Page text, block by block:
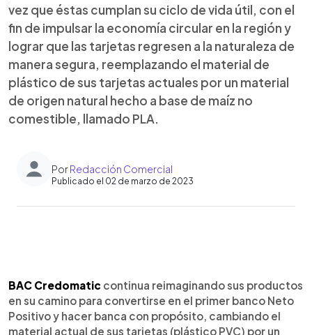
vez que éstas cumplan su ciclo de vida útil, con el
fin de impulsar la economía circular en la región y
lograr que las tarjetas regresen a la naturaleza de
manera segura, reemplazando el material de
plástico de sus tarjetas actuales por un material
de origen natural hecho a base de maíz no
comestible, llamado PLA.
PorRedacción Comercial
Publicado el 02 de marzo de 2023
BAC Credomatic continua reimaginando sus productos
en su camino para convertirse en el primer banco Neto
Positivo y hacer banca con propósito, cambiando el
material actual de sus tarjetas (plástico PVC) por un